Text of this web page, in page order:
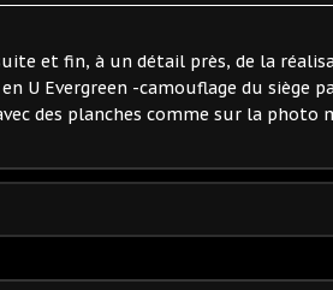
et fin, à un détail près, de la
U Evergreen -camouflage du siège
des planches comme sur la photo